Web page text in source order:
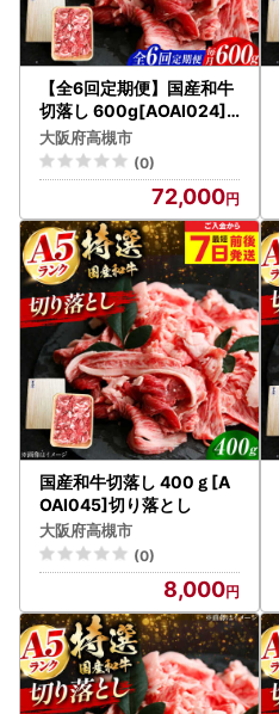
【全6回定期便】国産和牛
切落し 600g[AOAI024]
牛肉切り落とし
大阪府高槻市
(0)
72,000
国産和牛切落し 400ｇ[A
OAI045]切り落とし
大阪府高槻市
(0)
8,000